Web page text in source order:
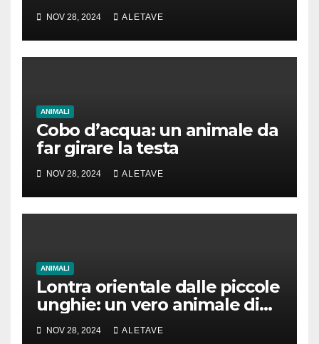
NOV 28, 2024 ALETAVE
ANIMALI
Cobo d’acqua: un animale da
far girare la testa
NOV 28, 2024 ALETAVE
ANIMALI
Lontra orientale dalle piccole
unghie: un vero animale di
cui parlare
NOV 28, 2024 ALETAVE